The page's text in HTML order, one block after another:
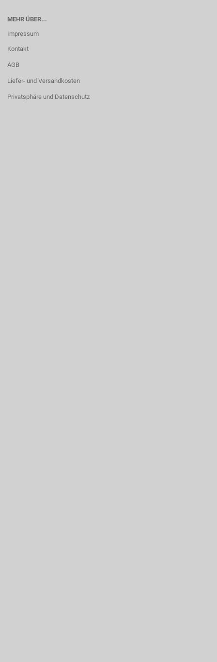
MEHR ÜBER...
Impressum
Kontakt
AGB
Liefer- und Versandkosten
Privatsphäre und Datenschutz